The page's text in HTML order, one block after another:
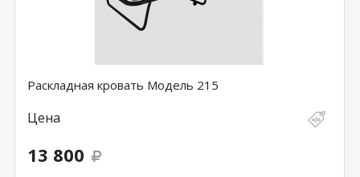
Раскладная кровать Модель 215
Цена
13 800